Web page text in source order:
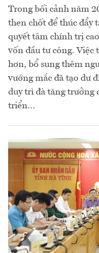
Trong bối cảnh năm
then chốt để thúc đẩy
quyết tâm chính trị
vốn đầu tư công. Việc
hơn, bổ sung thêm
vướng mắc đã tạo dư
duy trì đà tăng trưởng
triển...